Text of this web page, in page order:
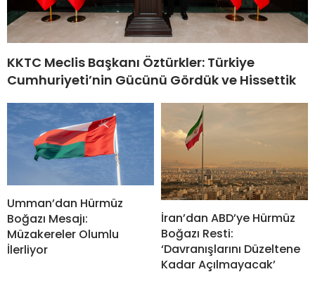
KKTC Meclis Başkanı Öztürkler: Türkiye
Cumhuriyeti’nin Gücünü Gördük ve Hissettik
Umman’dan Hürmüz
Boğazı Mesajı:
Müzakereler Olumlu
İlerliyor
İran’dan ABD’ye Hürmüz
Boğazı Resti:
‘Davranışlarını Düzeltene
Kadar Açılmayacak’